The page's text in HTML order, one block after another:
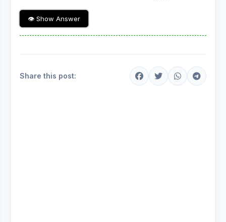
👁 Show Answer
Share this post: